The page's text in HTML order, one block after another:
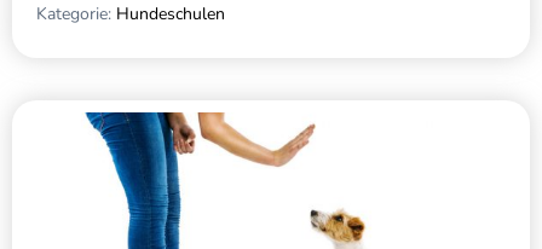
Kategorie: Hundeschulen